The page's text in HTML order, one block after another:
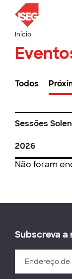
Início
Todos
Sessões
2026
Não foram
Subscreva a